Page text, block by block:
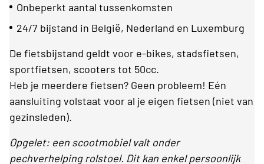
Onbeperkt aantal tussenkomsten
24/7 bijstand in België, Nederland en Luxemburg
De fietsbijstand geldt voor e-bikes, stadsfietsen,
sportfietsen, scooters tot 50cc.
Heb je meerdere fietsen? Geen probleem! Eén
aansluiting volstaat voor al je eigen fietsen (niet van
gezinsleden).
Opgelet: een scootmobiel valt onder
pechverhelping rolstoel. Dit kan enkel persoonlijk